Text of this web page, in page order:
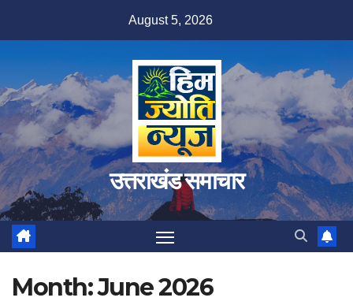
August 5, 2026
उत्तराखंड समाचार
Month:June 2026